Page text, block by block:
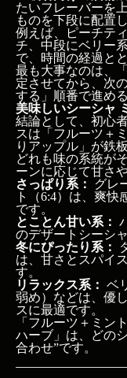
たいフレーバーを
ものを下段に配置し
例えば、ピーチテ
チ、中段にベリー
で、時間の経過と
最も大事なのは、
定させてから、次
する」順番で進め
美味しいシーシャ
結論として、初心
スは「フルーツ＋
りアップル」が鉄板
どれも味の系統が
ーンに応じて甘さ
さっぱり系：
グレ
ト（6:4）は、爽
です。
とことん甘い系：
のデザートシーシ
冬にぴったり系：
は、甘さとスパイ
す。
リラックス系： ベ
弱め）などは、優
スに最適です。
「フルーツ＋ミン
ハーブ」は、どの
合わせ”です。
ベース＋アク
ミルフィーユ
美味しいシー
シーシャ ミック
は？
自宅での基本
失敗しやすい
上級者向け：
よくある質問
Q1. シーシャ
い？
Q2. ミックス
Q3. ミントは
Q4. フルーツ
Q5. ごちゃ混
き？
Q6. ミックス
Q7. 自分のレ
Q8. 上級者向
まとめ